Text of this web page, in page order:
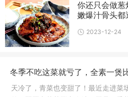
你还只会做
嫩爆汁骨头都
2023-12-24
冬季不吃这菜就亏了，全素一煲
天冷了，青菜也变甜了！最近走进菜